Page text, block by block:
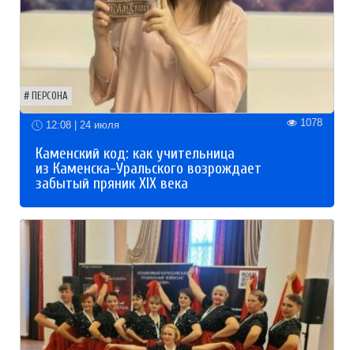
ПЕРСОНА
12:08 | 24 июля 1078
Каменский код: как учительница
из Каменска-Уральского возрождает
забытый пряник XIX века